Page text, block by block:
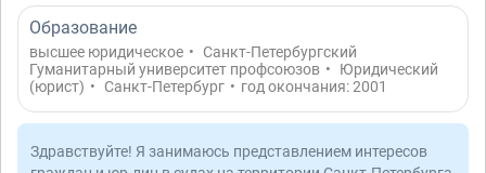
Образование
высшее юридическое •
Санкт-Петербургский
Гуманитарный университет профсоюзов •
Юридический
(юрист) • Санкт-Петербург • год окончания: 2001
Здравствуйте! Я занимаюсь представлением интересов